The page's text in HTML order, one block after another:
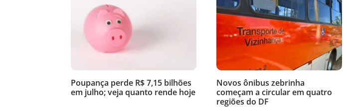
Poupança perde R$ 7,15 bilhões
em julho; veja quanto rende hoje
Novos ônibus zebrinha
começam a circular em quatro
regiões do DF